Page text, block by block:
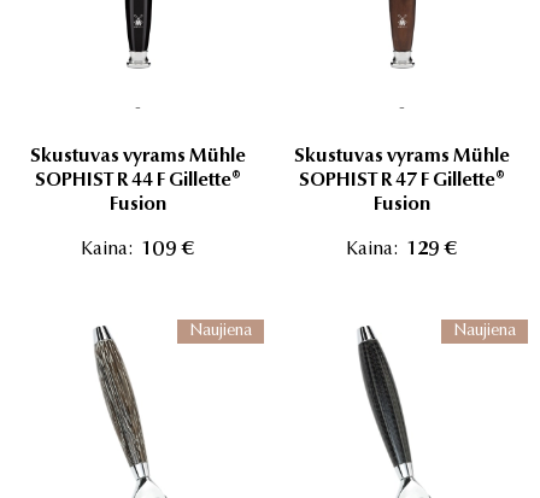
-
Skustuvas vyrams Mühle
SOPHIST R 44 F Gillette®
Fusion
Kaina: 109 €
-
Skustuvas vyrams Mühle
SOPHIST R 47 F Gillette®
Fusion
Kaina: 129 €
Naujiena Naujiena